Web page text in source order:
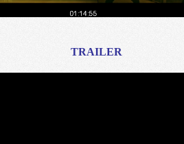
TRAILER